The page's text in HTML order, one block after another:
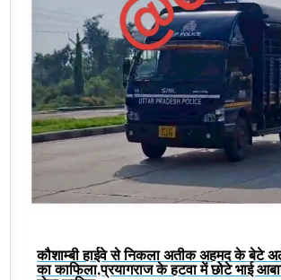
कौशाम्बी हाईवे से निकला अतीक अहमद के बेटे
का काफिला,प्रयागराज के हटवा में छोटे भाई